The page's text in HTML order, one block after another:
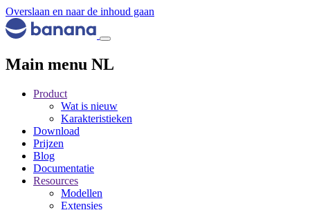
Overslaan en naar de inhoud gaan
Main menu NL
Product
Wat is nieuw
Karakteristieken
Download
Prijzen
Blog
Documentatie
Resources
Modellen
Extensies